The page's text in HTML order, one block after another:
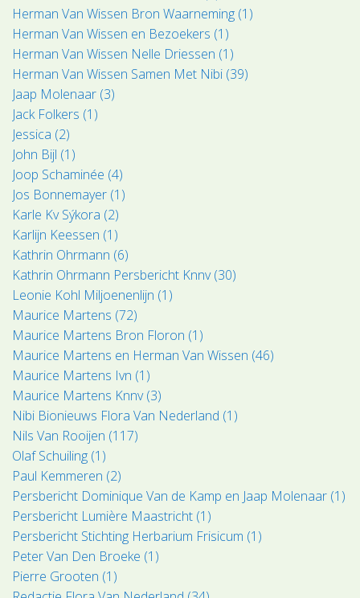
Herman Van Wissen Bron Waarneming (1)
Herman Van Wissen en Bezoekers (1)
Herman Van Wissen Nelle Driessen (1)
Herman Van Wissen Samen Met Nibi (39)
Jaap Molenaar (3)
Jack Folkers (1)
Jessica (2)
John Bijl (1)
Joop Schaminée (4)
Jos Bonnemayer (1)
Karle Kv Sýkora (2)
Karlijn Keessen (1)
Kathrin Ohrmann (6)
Kathrin Ohrmann Persbericht Knnv (30)
Leonie Kohl Miljoenenlijn (1)
Maurice Martens (72)
Maurice Martens Bron Floron (1)
Maurice Martens en Herman Van Wissen (46)
Maurice Martens Ivn (1)
Maurice Martens Knnv (3)
Nibi Bionieuws Flora Van Nederland (1)
Nils Van Rooijen (117)
Olaf Schuiling (1)
Paul Kemmeren (2)
Persbericht Dominique Van de Kamp en Jaap Molenaar (1)
Persbericht Lumière Maastricht (1)
Persbericht Stichting Herbarium Frisicum (1)
Peter Van Den Broeke (1)
Pierre Grooten (1)